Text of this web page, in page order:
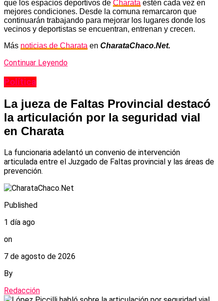
que los espacios deportivos de Charata estén cada vez en
mejores condiciones. Desde la comuna remarcaron que
continuarán trabajando para mejorar los lugares donde los
vecinos y deportistas se encuentran, entrenan y crecen.
Más noticias de Charata en CharataChaco.Net.
Continuar Leyendo
Política
La jueza de Faltas Provincial destacó
la articulación por la seguridad vial
en Charata
La funcionaria adelantó un convenio de intervención
articulada entre el Juzgado de Faltas provincial y las áreas de
prevención.
Published
1 día ago
on
7 de agosto de 2026
By
Redacción